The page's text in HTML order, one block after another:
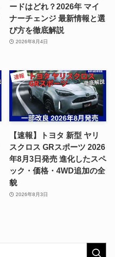
ードはどれ？2026年 マイ
ナーチェンジ 最新情報と選
び方を徹底解説
2026年8月4日
【速報】トヨタ 新型 ヤリ
スクロス GRスポーツ 2026
年8月3日発売 進化したスペ
ック・価格・4WD追加の全
貌
2026年8月3日